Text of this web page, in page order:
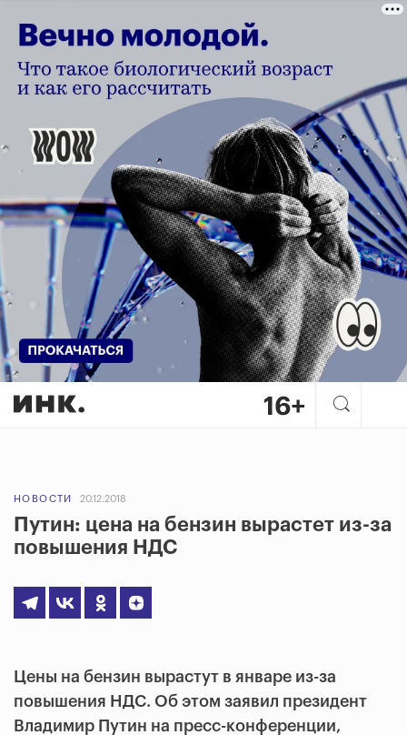
НОВОСТИ 20.12.2018
Путин: цена на бензин вырастет из-за
повышения НДС
Цены на бензин вырастут в январе из-за
повышения НДС. Об этом заявил президент
Владимир Путин на пресс-конференции,